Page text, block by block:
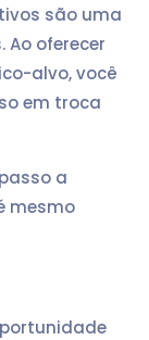
são uma
oferecer
alvo, você
em troca
a
mesmo